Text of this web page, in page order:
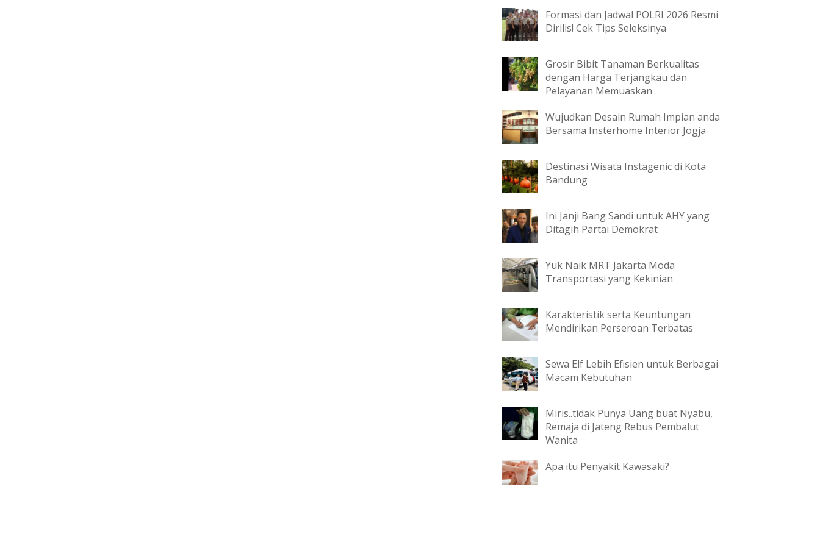
Formasi dan Jadwal POLRI 2026 Resmi
Dirilis! Cek Tips Seleksinya
Grosir Bibit Tanaman Berkualitas
dengan Harga Terjangkau dan
Pelayanan Memuaskan
Wujudkan Desain Rumah Impian anda
Bersama Insterhome Interior Jogja
Destinasi Wisata Instagenic di Kota
Bandung
Ini Janji Bang Sandi untuk AHY yang
Ditagih Partai Demokrat
Yuk Naik MRT Jakarta Moda
Transportasi yang Kekinian
Karakteristik serta Keuntungan
Mendirikan Perseroan Terbatas
Sewa Elf Lebih Efisien untuk Berbagai
Macam Kebutuhan
Miris..tidak Punya Uang buat Nyabu,
Remaja di Jateng Rebus Pembalut
Wanita
Apa itu Penyakit Kawasaki?